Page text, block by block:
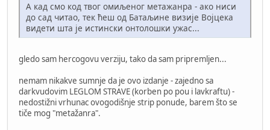
А кад смо код твог омиљеног метажанра - ако ниси
до сад читао, тек ћеш од Батаљине визије Војцека
видети шта је истински онтолошки ужас...
gledo sam hercogovu verziju, tako da sam pripremljen...
nemam nikakve sumnje da je ovo izdanje - zajedno sa
darkvudovim LEGLOM STRAVE (korben po pou i lavkraftu) -
nedostižni vrhunac ovogodišnje strip ponude, barem što se
tiče mog "metažanra".